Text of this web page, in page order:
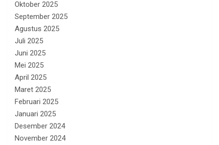
Oktober 2025
September 2025
Agustus 2025
Juli 2025
Juni 2025
Mei 2025
April 2025
Maret 2025
Februari 2025
Januari 2025
Desember 2024
November 2024